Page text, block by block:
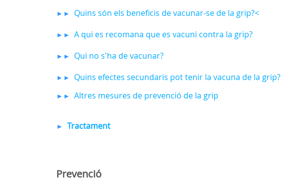
►► Quins són els beneficis de vacunar-se de la grip?<
►►A qui es recomana que es vacuni contra la grip?
►► Qui no s'ha de vacunar?
►► Quins efectes secundaris pot tenir la vacuna de la grip?
►►Altres mesures de prevenció de la grip
►Tractament
Prevenció